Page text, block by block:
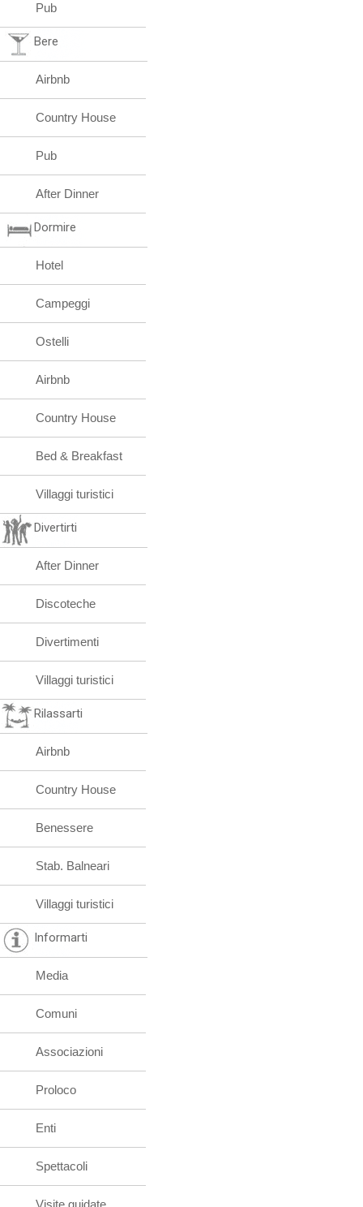
Pub
Bere
Airbnb
Country House
Pub
After Dinner
Dormire
Hotel
Campeggi
Ostelli
Airbnb
Country House
Bed & Breakfast
Villaggi turistici
Divertirti
After Dinner
Discoteche
Divertimenti
Villaggi turistici
Rilassarti
Airbnb
Country House
Benessere
Stab. Balneari
Villaggi turistici
Informarti
Media
Comuni
Associazioni
Proloco
Enti
Spettacoli
Visite guidate